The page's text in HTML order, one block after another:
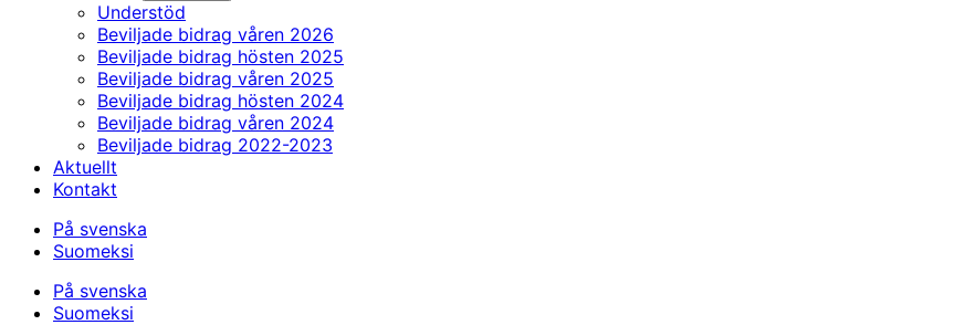
Understöd
Beviljade bidrag våren 2026
Beviljade bidrag hösten 2025
Beviljade bidrag våren 2025
Beviljade bidrag hösten 2024
Beviljade bidrag våren 2024
Beviljade bidrag 2022-2023
Aktuellt
Kontakt
På svenska
Suomeksi
På svenska
Suomeksi